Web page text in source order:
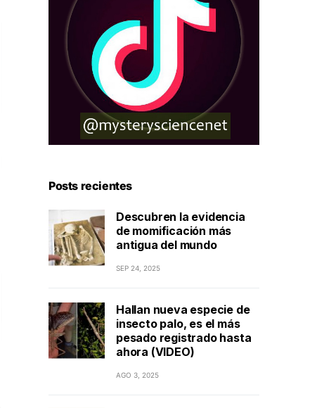
Posts recientes
Descubren la evidencia
de momificación más
antigua del mundo
SEP 24, 2025
Hallan nueva especie de
insecto palo, es el más
pesado registrado hasta
ahora (VIDEO)
AGO 3, 2025